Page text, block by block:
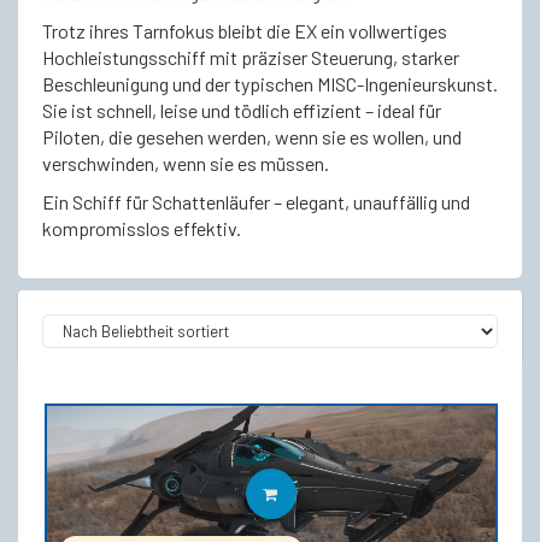
Trotz ihres Tarnfokus bleibt die EX ein vollwertiges
Hochleistungsschiff mit präziser Steuerung, starker
Beschleunigung und der typischen MISC-Ingenieurskunst.
Sie ist schnell, leise und tödlich effizient – ideal für
Piloten, die gesehen werden, wenn sie es wollen, und
verschwinden, wenn sie es müssen.
Ein Schiff für Schattenläufer – elegant, unauffällig und
kompromisslos effektiv.
IN DEN WARENKORB